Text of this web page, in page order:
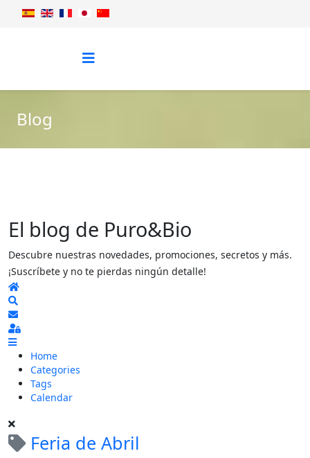
Blog
El blog de Puro&Bio
Descubre nuestras novedades, promociones, secretos y más.
¡Suscríbete y no te pierdas ningún detalle!
Home
Subscribe to blog
Sign In
Home
Categories
Tags
Calendar
Feria de Abril